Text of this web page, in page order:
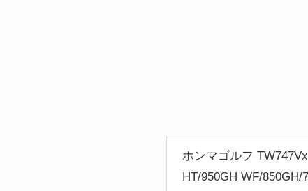
ホンマゴルフ
HT/950GH WF/